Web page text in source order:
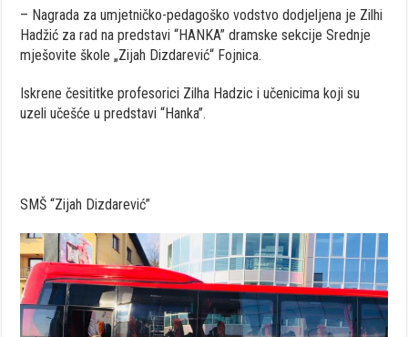
– Nagrada za umjetničko-pedagoško vodstvo dodjeljena je Zilhi
Hadžić za rad na predstavi “HANKA” dramske sekcije Srednje
mješovite škole „Zijah Dizdarević“ Fojnica.
Iskrene česititke profesorici Zilha Hadzic i učenicima koji su
uzeli učešće u predstavi “Hanka”.
SMŠ “Zijah Dizdarević”